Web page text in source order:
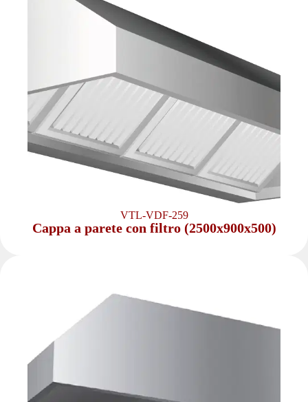
VTL-VDF-259
Cappa a parete con filtro (2500x900x500)